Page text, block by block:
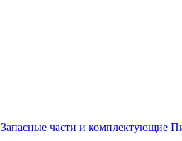
Запасные части и комплектующие